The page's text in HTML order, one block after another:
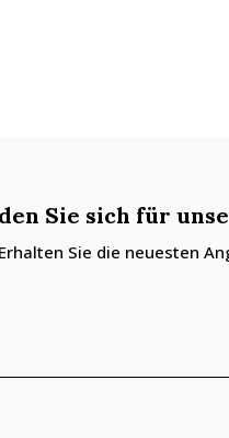
Sie sich für
Erhalten Sie die neuesten